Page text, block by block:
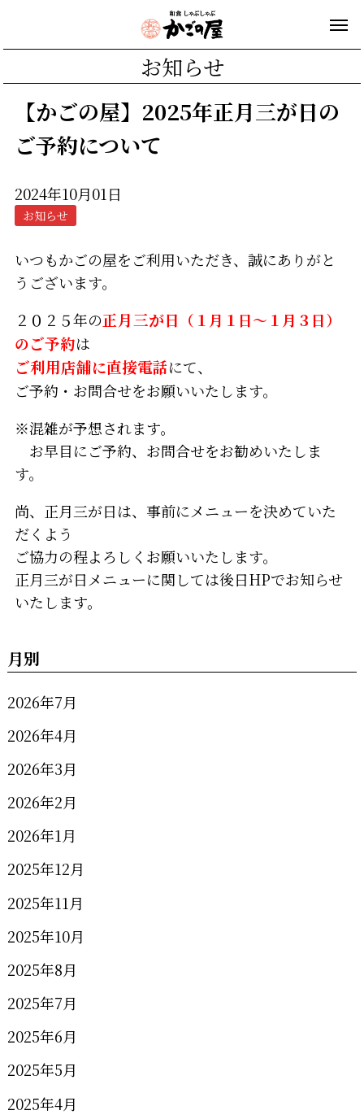
お知らせ
【かごの屋】2025年正月三が日の
ご予約について
2024年10月01日
お知らせ
いつもかごの屋をご利用いただき、誠にありがと
うございます。
２０２５年の正月三が日 （１月１日～１月３日）
のご予約は
ご利用店舗に直接電話にて、
ご予約・お問合せをお願いいたします。
※混雑が予想されます。
お早目にご予約、お問合せをお勧めいたしま
す。
尚、正月三が日は、事前にメニューを決めていた
だくよう
ご協力の程よろしくお願いいたします。
正月三が日メニューに関しては後日HPでお知らせ
いたします。
月別
2026年7月
2026年4月
2026年3月
2026年2月
2026年1月
2025年12月
2025年11月
2025年10月
2025年8月
2025年7月
2025年6月
2025年5月
2025年4月